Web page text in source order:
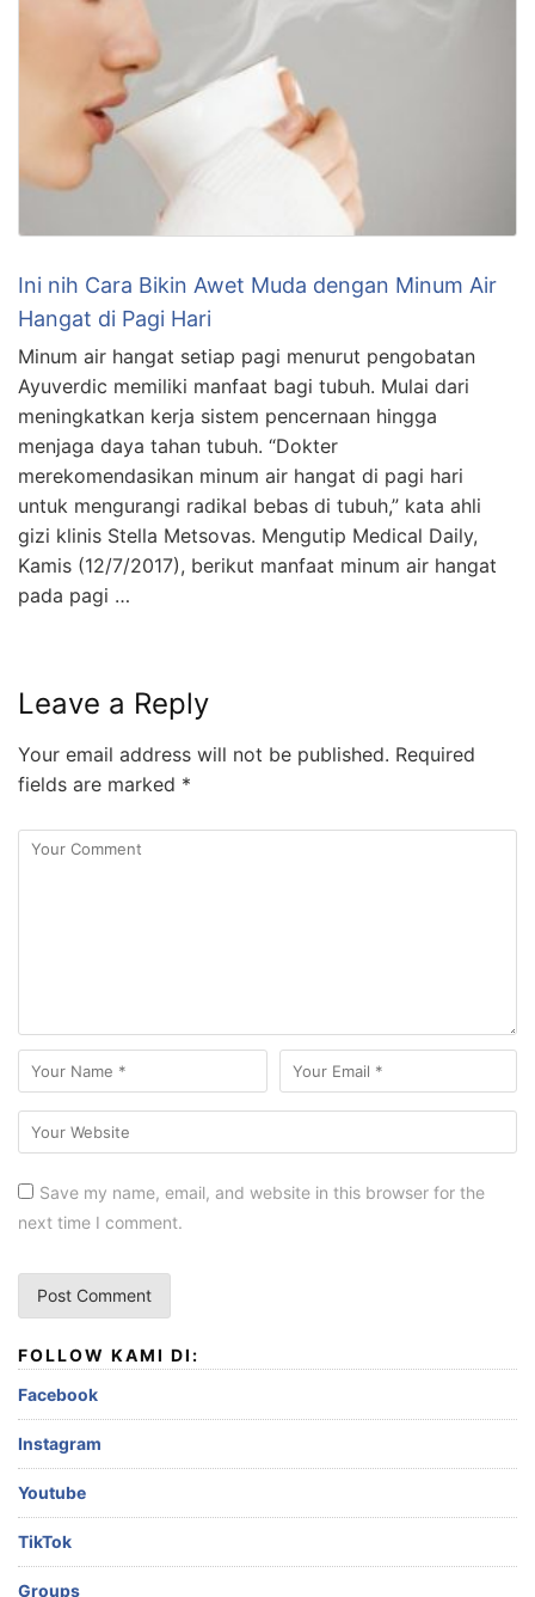
Ini nih Cara Bikin Awet Muda dengan Minum Air
Hangat di Pagi Hari
Minum air hangat setiap pagi menurut pengobatan
Ayuverdic memiliki manfaat bagi tubuh. Mulai dari
meningkatkan kerja sistem pencernaan hingga
menjaga daya tahan tubuh. “Dokter
merekomendasikan minum air hangat di pagi hari
untuk mengurangi radikal bebas di tubuh,” kata ahli
gizi klinis Stella Metsovas. Mengutip Medical Daily,
Kamis (12/7/2017), berikut manfaat minum air hangat
pada pagi …
Leave a Reply
Your email address will not be published. Required
fields are marked *
Save my name, email, and website in this browser for the
next time I comment.
FOLLOW KAMI DI:
Facebook
Instagram
Youtube
TikTok
Groups